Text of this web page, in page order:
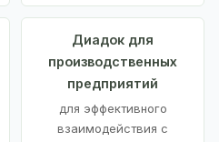
Диадок для
производственных
предприятий
для эффективного
взаимодействия с